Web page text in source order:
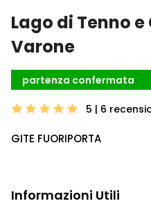
Lago di Tenno
Varone
partenza confermata
5 | 6
GITE FUORIPORTA
Informazioni Utili